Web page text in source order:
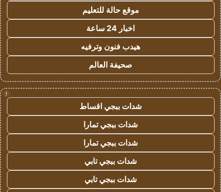
موقع حالة للتعليم
اخبار 24 ساعة
هيدب فنون وترفيه
صحيفة العالم
!
شدات ببجي اقساط
شدات ببجي تمارا
شدات ببجي تمارا
شدات ببجي تابي
شدات ببجي تابي